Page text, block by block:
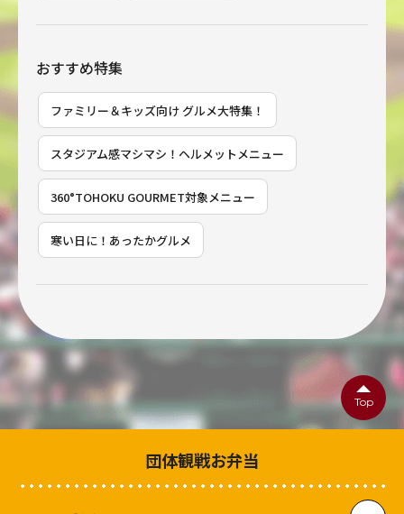
おすすめ特集
ファミリー＆キッズ向け グルメ大特集！
スタジアム感マシマシ！ヘルメットメニュー
360°TOHOKU GOURMET対象メニュー
寒い日に！あったかグルメ
Top
団体観戦お弁当